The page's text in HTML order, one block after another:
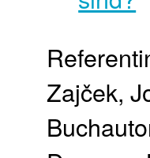
Zajček,